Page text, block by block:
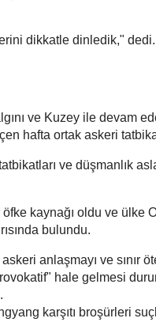
dikkatle dinledik,"
ve Kuzey ile devam
hafta ortak askeri
ve düşmanlık
kaynağı oldu ve ülke
bulundu.
anlaşmayı ve sınır
hale gelmesi
karşıtı broşürleri